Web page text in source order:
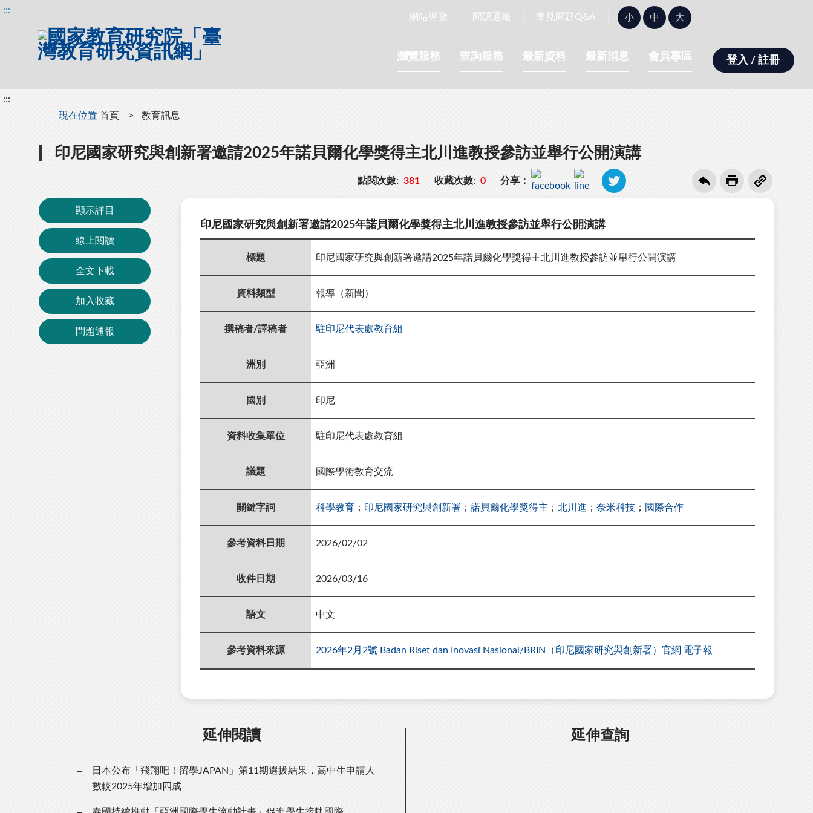
:::
網站導覽 問題通報 常見問題Q&A
字
型
小：
小 中 大
瀏覽服務 查詢服務 最新資料 最新消息 會員專區 登入 / 註冊
:::
現在位置 首頁 教育訊息
印尼國家研究與創新署邀請2025年諾貝爾化學獎得主北川進教授參訪並舉行公開演講
點閱次數: 381 收藏次數: 0 分享：
顯示詳目
線上閱讀
全文下載
加入收藏
問題通報
印尼國家研究與創新署邀請2025年諾貝爾化學獎得主北川進教授參訪並舉行公開演講
標題 印尼國家研究與創新署邀請2025年諾貝爾化學獎得主北川進教授參訪並舉行公開演講
資料類型 報導（新聞）
撰稿者/譯稿者 駐印尼代表處教育組
洲別 亞洲
國別 印尼
資料收集單位 駐印尼代表處教育組
議題 國際學術教育交流
關鍵字詞 科學教育 ； 印尼國家研究與創新署 ； 諾貝爾化學獎得主 ； 北川進 ； 奈米科技 ； 國際合作
參考資料日期 2026/02/02
收件日期 2026/03/16
語文 中文
參考資料來源 2026年2月2號 Badan Riset dan Inovasi Nasional/BRIN（印尼國家研究與創新署）官網 電子報
延伸閱讀
日本公布「飛翔吧！留學JAPAN」第11期選拔結果，高中生申請人
數較2025年增加四成
延伸查詢
:::